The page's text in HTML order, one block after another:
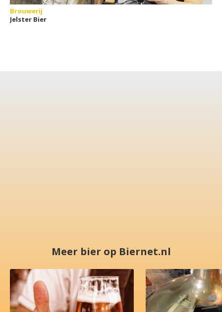
Brouwerij
Jelster Bier
Meer bier op Biernet.nl